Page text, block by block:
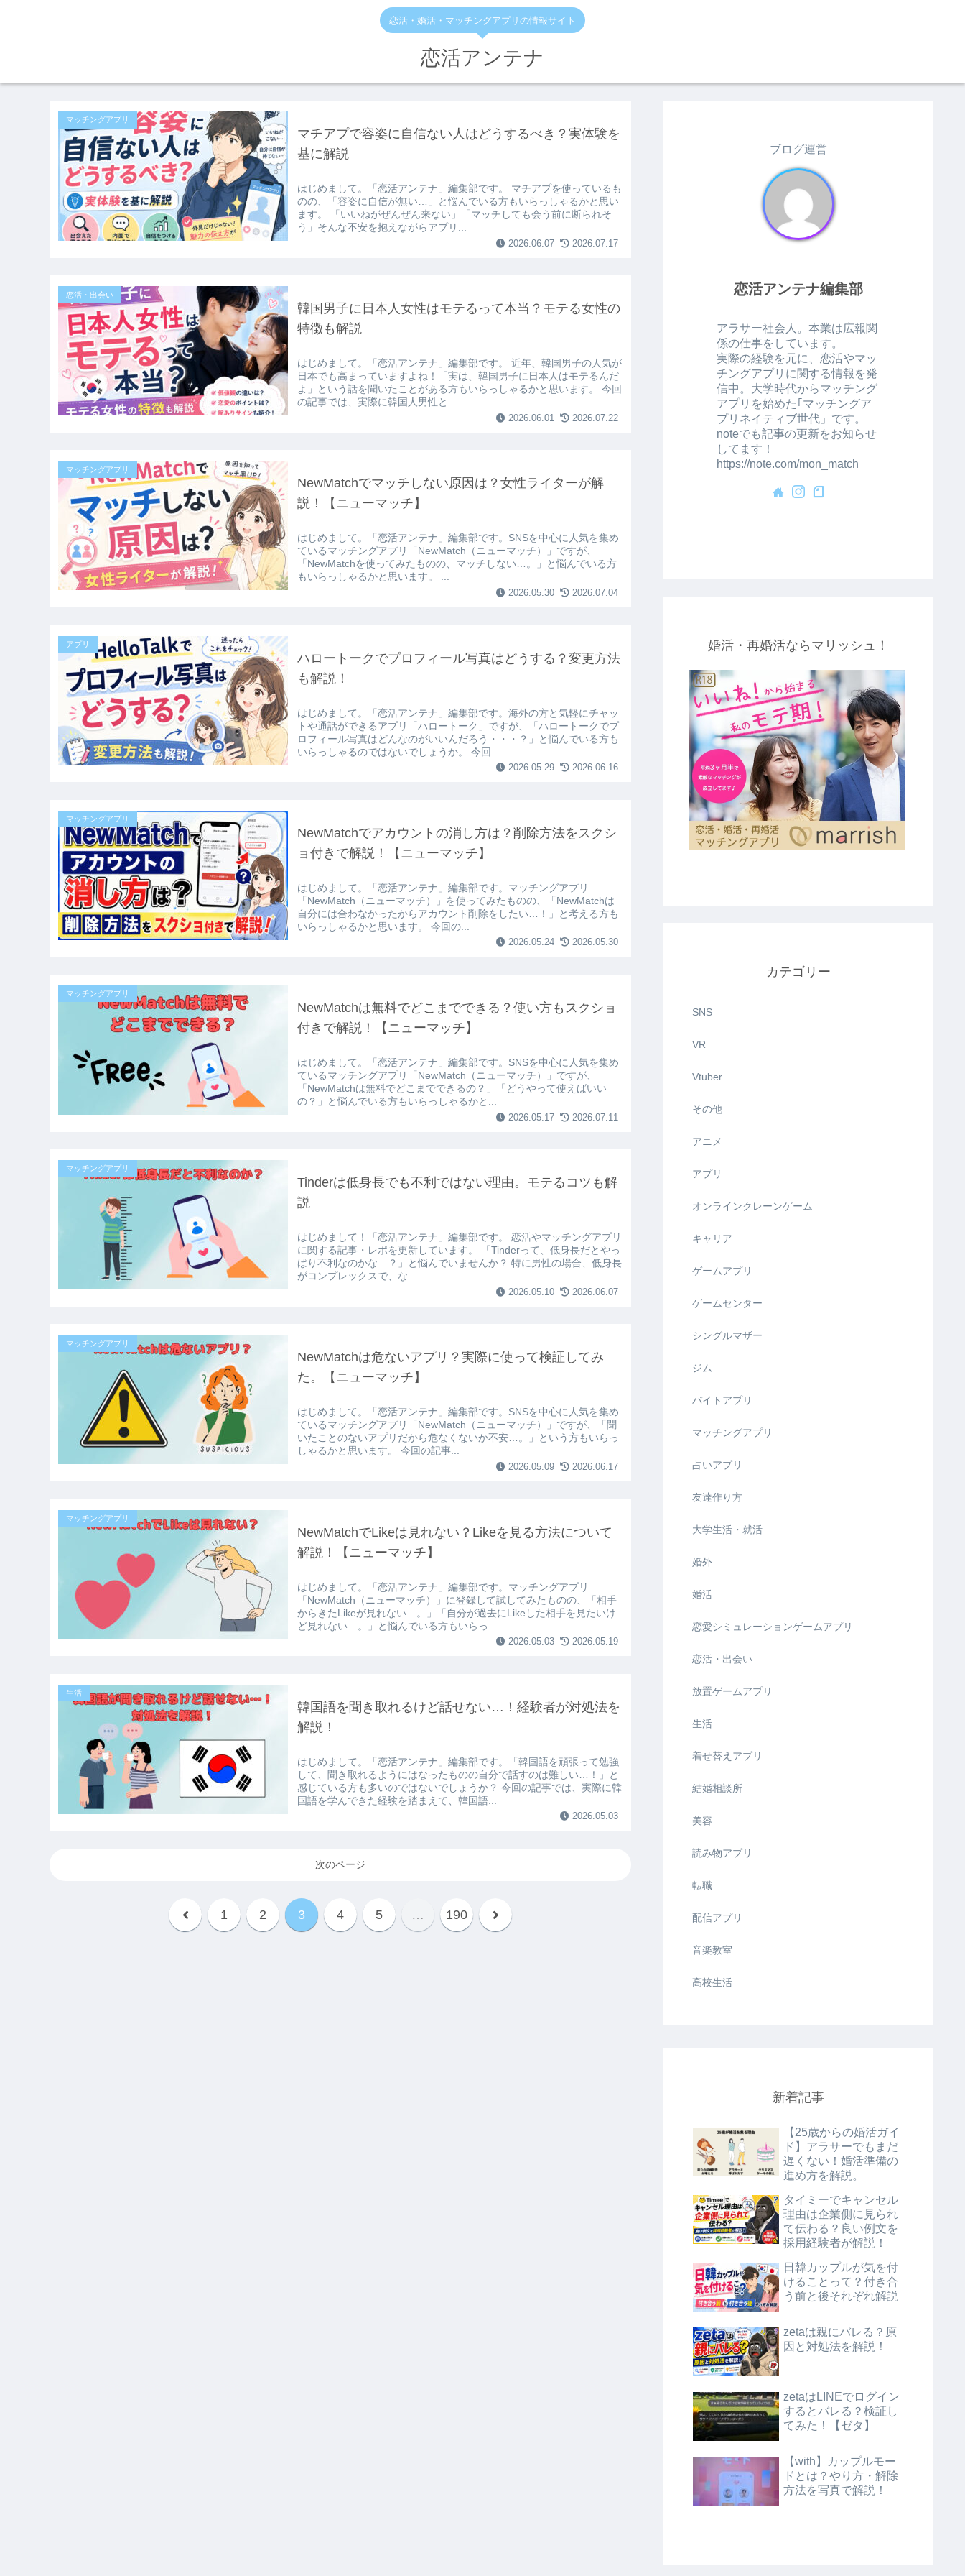
恋活・婚活・マッチングアプリの情報サイト
恋活アンテナ
マッチングアプリ
マチアプで容姿に自信ない人はどうするべき？実体験を
基に解説
はじめまして。「恋活アンテナ」編集部です。 マチアプを使っているも
のの、「容姿に自信が無い…」と悩んでいる方もいらっしゃるかと思い
ます。 「いいねがぜんぜん来ない」「マッチしても会う前に断られそ
う」そんな不安を抱えながらアプリ...
2026.06.07 2026.07.17
恋活・出会い
韓国男子に日本人女性はモテるって本当？モテる女性の
特徴も解説
はじめまして。「恋活アンテナ」編集部です。 近年、韓国男子の人気が
日本でも高まっていますよね！「実は、韓国男子に日本人はモテるんだ
よ」という話を聞いたことがある方もいらっしゃるかと思います。 今回
の記事では、実際に韓国人男性と...
2026.06.01 2026.07.22
マッチングアプリ
NewMatchでマッチしない原因は？女性ライターが解
説！【ニューマッチ】
はじめまして。「恋活アンテナ」編集部です。SNSを中心に人気を集め
ているマッチングアプリ「NewMatch（ニューマッチ）」ですが、
「NewMatchを使ってみたものの、マッチしない…。」と悩んでいる方
もいらっしゃるかと思います。 ...
2026.05.30 2026.07.04
アプリ
ハロートークでプロフィール写真はどうする？変更方法
も解説！
はじめまして。「恋活アンテナ」編集部です。海外の方と気軽にチャッ
トや通話ができるアプリ「ハロートーク」ですが、「ハロートークでプ
ロフィール写真はどんなのがいいんだろう・・・？」と悩んでいる方も
いらっしゃるのではないでしょうか。 今回...
2026.05.29 2026.06.16
マッチングアプリ
NewMatchでアカウントの消し方は？削除方法をスクシ
ョ付きで解説！【ニューマッチ】
はじめまして。「恋活アンテナ」編集部です。マッチングアプリ
「NewMatch（ニューマッチ）」を使ってみたものの、「NewMatchは
自分には合わなかったからアカウント削除をしたい…！」と考える方も
いらっしゃるかと思います。 今回の...
2026.05.24 2026.05.30
マッチングアプリ
NewMatchは無料でどこまでできる？使い方もスクショ
付きで解説！【ニューマッチ】
はじめまして。「恋活アンテナ」編集部です。SNSを中心に人気を集め
ているマッチングアプリ「NewMatch（ニューマッチ）」ですが、
「NewMatchは無料でどこまでできるの？」「どうやって使えばいい
の？」と悩んでいる方もいらっしゃるかと...
2026.05.17 2026.07.11
マッチングアプリ
Tinderは低身長でも不利ではない理由。モテるコツも解
説
はじめまして！「恋活アンテナ」編集部です。 恋活やマッチングアプリ
に関する記事・レポを更新しています。 「Tinderって、低身長だとやっ
ぱり不利なのかな…？」と悩んでいませんか？ 特に男性の場合、低身長
がコンプレックスで、な...
2026.05.10 2026.06.07
マッチングアプリ
NewMatchは危ないアプリ？実際に使って検証してみ
た。【ニューマッチ】
はじめまして。「恋活アンテナ」編集部です。SNSを中心に人気を集め
ているマッチングアプリ「NewMatch（ニューマッチ）」ですが、「聞
いたことのないアプリだから危なくないか不安…。」という方もいらっ
しゃるかと思います。 今回の記事...
2026.05.09 2026.06.17
マッチングアプリ
NewMatchでLikeは見れない？Likeを見る方法について
解説！【ニューマッチ】
はじめまして。「恋活アンテナ」編集部です。マッチングアプリ
「NewMatch（ニューマッチ）」に登録して試してみたものの、「相手
からきたLikeが見れない…。」「自分が過去にLikeした相手を見たいけ
ど見れない…。」と悩んでいる方もいらっ...
2026.05.03 2026.05.19
生活
韓国語を聞き取れるけど話せない…！経験者が対処法を
解説！
はじめまして。「恋活アンテナ」編集部です。「韓国語を頑張って勉強
して、聞き取れるようにはなったものの自分で話すのは難しい…！」と
感じている方も多いのではないでしょうか？ 今回の記事では、実際に韓
国語を学んできた経験を踏まえて、韓国語...
2026.05.03
次のページ
1 2 3 4 5 … 190
ブログ運営
恋活アンテナ編集部
アラサー社会人。本業は広報関
係の仕事をしています。
実際の経験を元に、恋活やマッ
チングアプリに関する情報を発
信中。大学時代からマッチング
アプリを始めた｢マッチングア
プリネイティブ世代」です。
noteでも記事の更新をお知らせ
してます！
https://note.com/mon_match
婚活・再婚活ならマリッシュ！
カテゴリー
SNS
VR
Vtuber
その他
アニメ
アプリ
オンラインクレーンゲーム
キャリア
ゲームアプリ
ゲームセンター
シングルマザー
ジム
バイトアプリ
マッチングアプリ
占いアプリ
友達作り方
大学生活・就活
婚外
婚活
恋愛シミュレーションゲームアプリ
恋活・出会い
放置ゲームアプリ
生活
着せ替えアプリ
結婚相談所
美容
読み物アプリ
転職
配信アプリ
音楽教室
高校生活
新着記事
【25歳からの婚活ガイ
ド】アラサーでもまだ
遅くない！婚活準備の
進め方を解説。
タイミーでキャンセル
理由は企業側に見られ
て伝わる？良い例文を
採用経験者が解説！
日韓カップルが気を付
けることって？付き合
う前と後それぞれ解説
zetaは親にバレる？原
因と対処法を解説！
zetaはLINEでログイン
するとバレる？検証し
てみた！【ゼタ】
【with】カップルモー
ドとは？やり方・解除
方法を写真で解説！